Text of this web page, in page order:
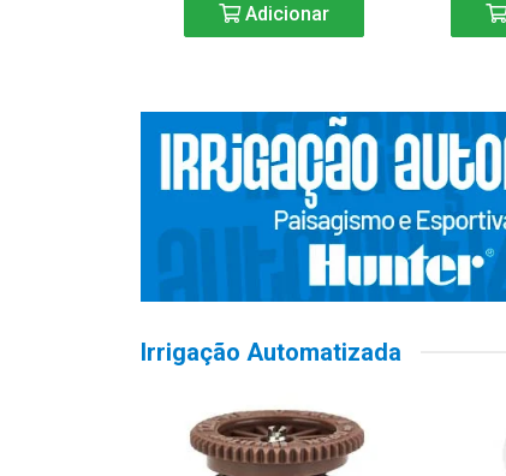
Adicionar
Irrigação Automatizada